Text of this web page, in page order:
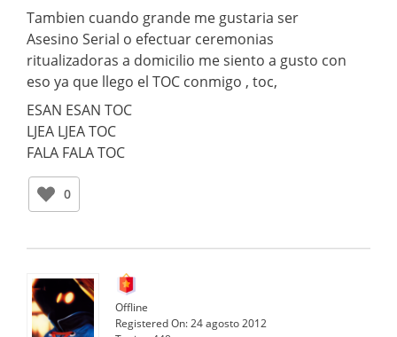
Tambien cuando grande me gustaria ser
Asesino Serial o efectuar ceremonias
ritualizadoras a domicilio me siento a gusto con
eso ya que llego el TOC conmigo , toc,
ESAN ESAN TOC
LJEA LJEA TOC
FALA FALA TOC
0
Offline
Registered On:24 agosto 2012